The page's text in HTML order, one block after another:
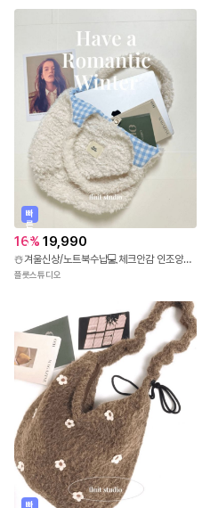
빠
른
출
발
16% 19,990
☃️겨울신상/노트북수납💻체크안감 인조양털 뽀글이 숄더백
플룻스튜디오
빠